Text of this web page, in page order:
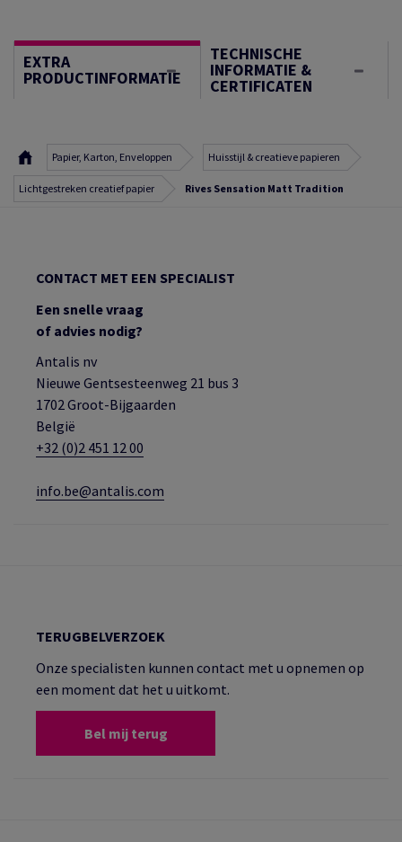
EXTRA
PRODUCTINFORMATIE
TECHNISCHE
INFORMATIE &
CERTIFICATEN
Papier, Karton, Enveloppen Huisstijl & creatieve papieren
Lichtgestreken creatief papier Rives Sensation Matt Tradition
CONTACT MET EEN SPECIALIST
Een snelle vraag
of advies nodig?
Antalis nv
Nieuwe Gentsesteenweg 21 bus 3
1702 Groot-Bijgaarden
België
+32 (0)2 451 12 00
info.be@antalis.com
TERUGBELVERZOEK
Onze specialisten kunnen contact met u opnemen op
een moment dat het u uitkomt.
Bel mij terug